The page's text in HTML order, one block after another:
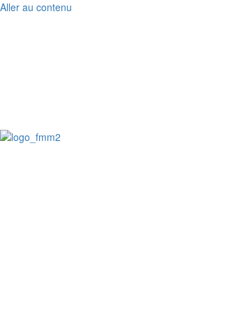
Aller au contenu